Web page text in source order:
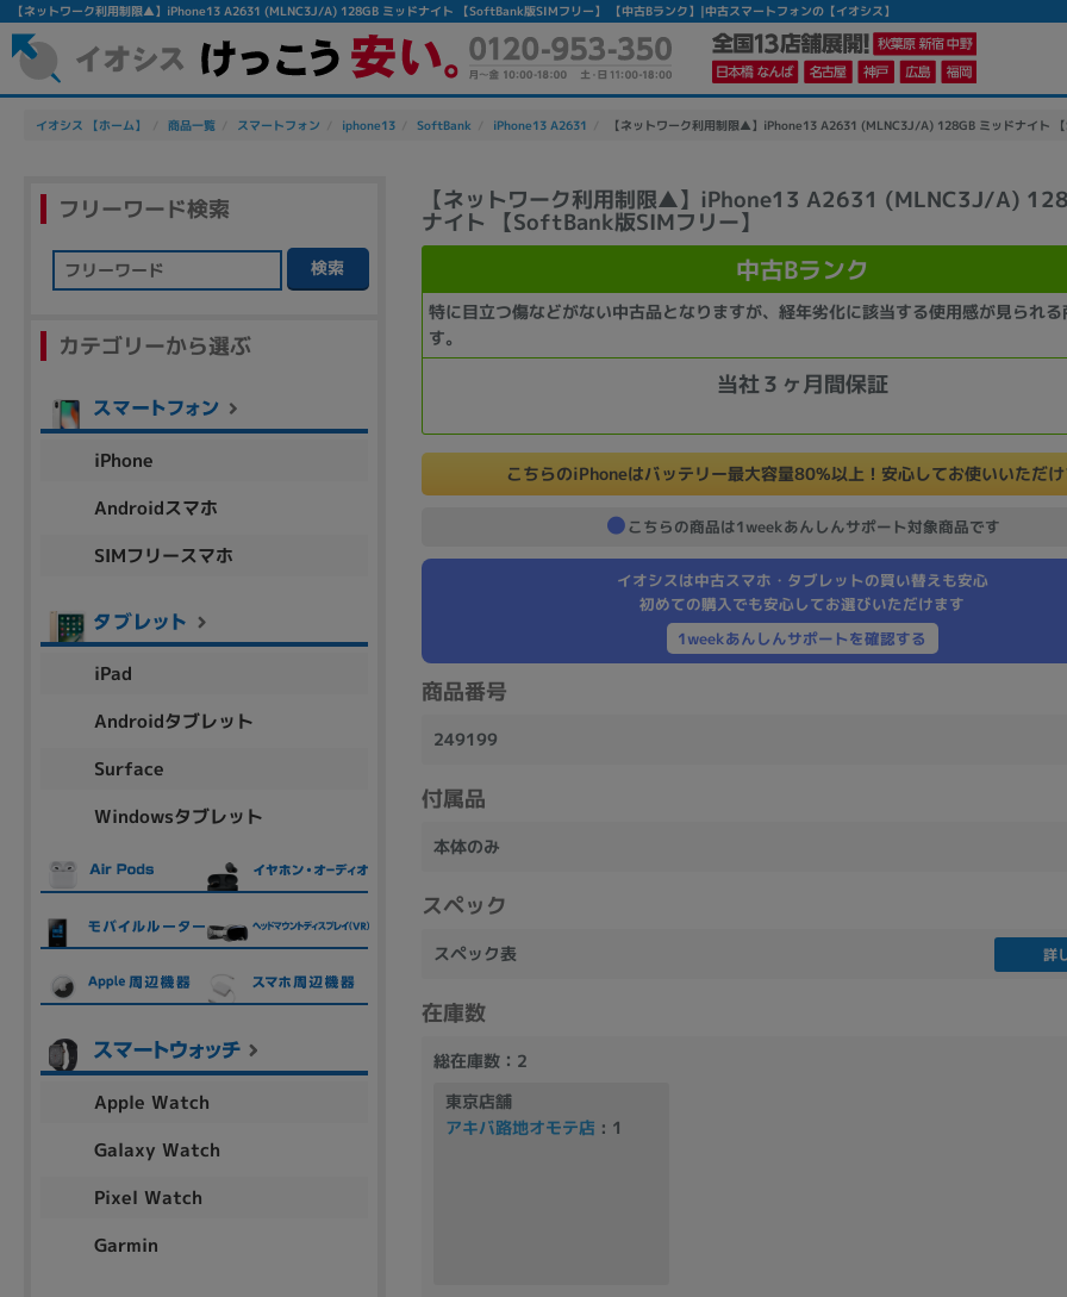
【ネットワーク利用制限▲】iPhone13 A2631 (MLNC3J/A) 128GB ミッドナイト 【SoftBank版SIMフリー】 【中古Bランク】|中古スマートフォンの【イオシス】
イオシス 【ホーム】 商品一覧 スマートフォン iphone13 SoftBank iPhone13 A2631 【ネットワーク利用制限▲】iPhone13 A2631 (MLNC3J/A) 128GB ミッドナイト
【ネットワーク利用制限▲】iPhone13 A2631 (MLNC3J/A)
ナイト 【SoftBank版SIMフリー】
中古Bランク
特に目立つ傷などがない中古品となりますが、経年劣化に該当する使用感が見られ
す。
当社３ヶ月間保証
こちらのiPhoneはバッテリー最大容量80%以上！安心してお使いいただ
こちらの商品は1weekあんしんサポート対象商品です
イオシスは中古スマホ・タブレットの買い替えも安心
初めての購入でも安心してお選びいただけます
1weekあんしんサポートを確認する
商品番号
249199
付属品
本体のみ
スペック
スペック表 詳
在庫数
総在庫数：2
東京店舗
アキバ路地オモテ店 : 1
フリーワード検索
検索
カテゴリーから選ぶ
iPhone
Androidスマホ
SIMフリースマホ
iPad
Androidタブレット
Surface
Windowsタブレット
Apple Watch
Galaxy Watch
Pixel Watch
Garmin
かんたんパソコン検索に切り替える
除外ワード
人気の検索ワード：Let's note EliteBook
カテゴリー
ノートPC デスクPC モニター
商品シリーズ名・ブランド名の絞り込み。
aspire Inspiron
メーカー
Apple SONY TOSHIBA
Asus HP
商品の搭載機能による絞り込み
Webカメラ内蔵
ランク
商品状態の絞り込み
新品/未使用 中古 新品